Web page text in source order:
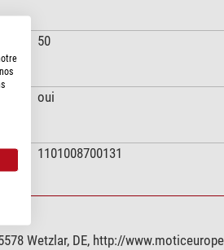
50
oui
1101008700131
Wetzlar, DE, http://